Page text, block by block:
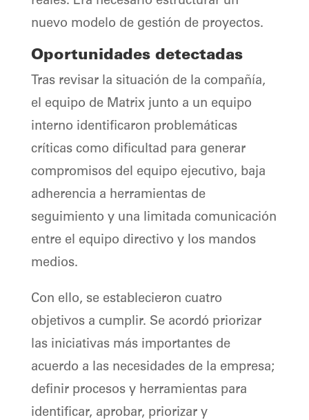
nuevo modelo de gestión de proyectos.
Oportunidades detectadas
Tras revisar la situación de la compañía,
el equipo de Matrix junto a un equipo
interno identificaron problemáticas
críticas como dificultad para generar
compromisos del equipo ejecutivo, baja
adherencia a herramientas de
seguimiento y una limitada comunicación
entre el equipo directivo y los mandos
medios.
Con ello, se establecieron cuatro
objetivos a cumplir. Se acordó priorizar
las iniciativas más importantes de
acuerdo a las necesidades de la empresa;
definir procesos y herramientas para
identificar, aprobar, priorizar y